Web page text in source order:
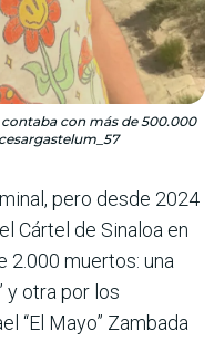
con más de 500.000
pero desde 2024
Cártel de Sinaloa en
2.000 muertos: una
y otra por los
“El Mayo” Zambada